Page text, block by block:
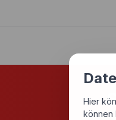
Hier
können